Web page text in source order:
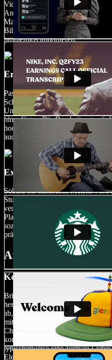
Videoclips, Soundeffekte oder
Android aufgenommen oder auf
Mac-Computer aufgenommen, in
Bilder/Videos tippen. Sie können
problemlos importieren.
Erstellen Sie Ihren Film
Passen Sie Ihren Film an, indem
Schriftarten, Overlays,
Untertitel, Sprachüberlagerungen,
hinzufügen. Die
hochwertigen
auch fortgeschrittenen
Exportieren Sie Ihren Film
Sobald Ihr filmisches Meisterwerk
Studio den Exportprozess und
verschiedenen Videoformaten zu
Plattformen und Geräte geeignet
sozialen Medien teilen oder die
präsentieren, Speechify Studio
Arten von Filmen
Komödien &
Bringen Sie die Lachmuskeln
herzerwärmende Romanzen mit
ab, das Publikum durch Humor
mit witzigen Dialogen,
Charakteren. Romantische
kombinieren Elemente von
typischerweise eine zentrale
Elementen.